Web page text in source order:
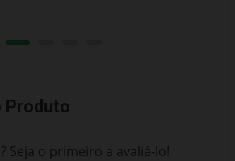
Produto
Seja o primeiro a avaliá-lo!